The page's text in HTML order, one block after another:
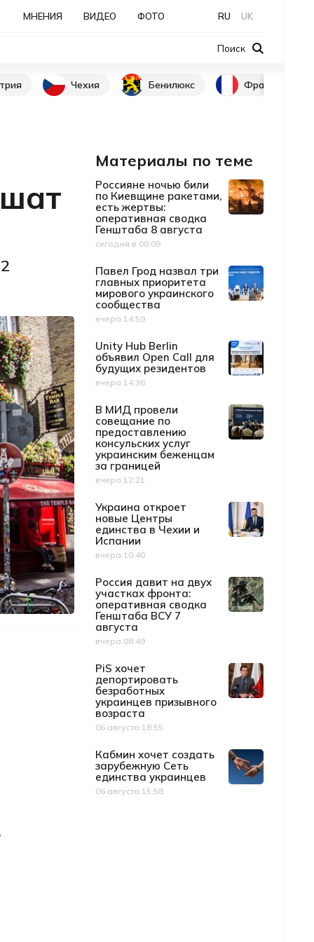
МНЕНИЯ ВИДЕО ФОТО RU UK
Поиск
Чехия Бенилюкс Франция
Материалы по теме
Россияне ночью били
по Киевщине ракетами,
есть жертвы:
оперативная сводка
Генштаба 8 августа
Дата публикации
сегодня в 08:09
Павел Грод назвал три
главных приоритета
мирового украинского
сообщества
Дата публикации
вчера 14:59
Unity Hub Berlin
объявил Open Call для
будущих резидентов
Дата публикации
вчера 14:36
В МИД провели
совещание по
предоставлению
консульских услуг
украинским беженцам
за границей
Дата публикации
вчера 12:21
Украина откроет
новые Центры
единства в Чехии и
Испании
Дата публикации
вчера 10:40
Россия давит на двух
участках фронта:
оперативная сводка
Генштаба ВСУ 7
августа
Дата публикации
вчера 08:49
PiS хочет
депортировать
безработных
украинцев призывного
возраста
Дата публикации
06 августа 18:55
Кабмин хочет создать
зарубежную Сеть
единства украинцев
Дата публикации
06 августа 15:58